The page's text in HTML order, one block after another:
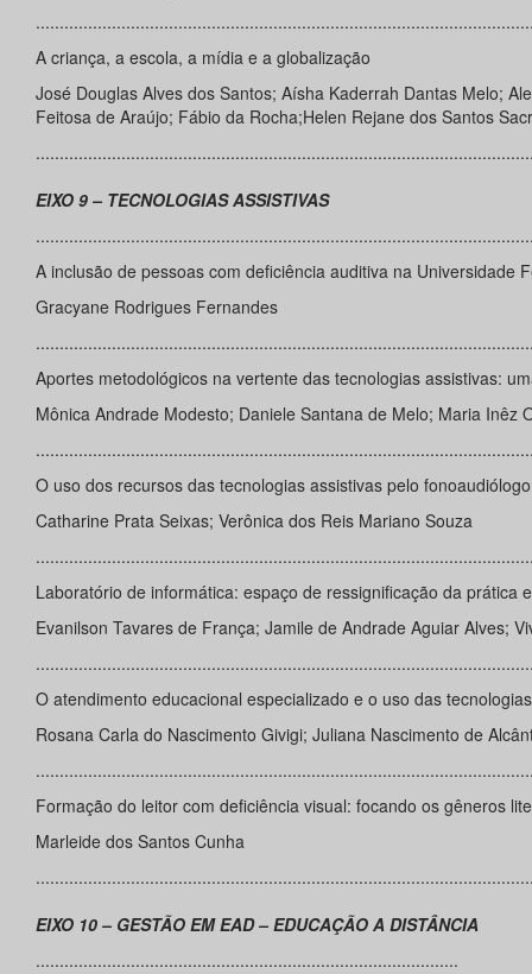
A criança, a escola, a mídia e a globalização
José Douglas Alves dos Santos; Aísha Kaderrah Dantas Melo;
Feitosa de Araújo; Fábio da Rocha;Helen Rejane dos Santos
EIXO 9 – TECNOLOGIAS ASSISTIVAS
A inclusão de pessoas com deficiência auditiva na Universidade
Gracyane Rodrigues Fernandes
Aportes metodológicos na vertente das tecnologias assistivas:
Mônica Andrade Modesto; Daniele Santana de Melo; Maria Inêz
O uso dos recursos das tecnologias assistivas pelo
Catharine Prata Seixas; Verônica dos Reis Mariano Souza
Laboratório de informática: espaço de ressignificação da prática
Evanilson Tavares de França; Jamile de Andrade Aguiar Alves;
O atendimento educacional especializado e o uso das
Rosana Carla do Nascimento Givigi; Juliana Nascimento de
Formação do leitor com deficiência visual: focando os gêneros
Marleide dos Santos Cunha
EIXO 10 – GESTÃO EM EAD – EDUCAÇÃO A DISTÂNCIA
.........................................................................................